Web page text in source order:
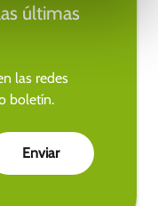
últimas
las redes
boletín.